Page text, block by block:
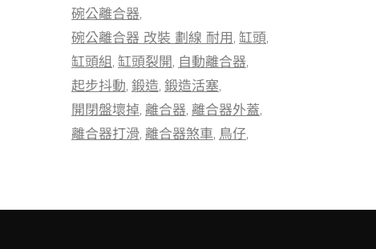
碗公離合器
碗公離合器 改裝 劃線 耐用 缸頭
缸頭組 缸頭裂開 自動離合器
起步抖動 鍛造 鍛造活塞
開閉盤壞掉 離合器 離合器外蓋
離合器打滑 離合器煞車 鳥仔